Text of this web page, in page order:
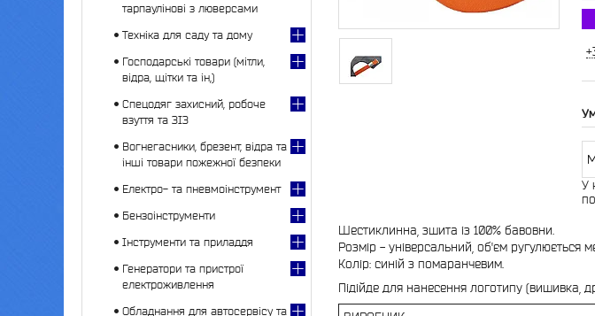
У
Шестиклинна, зшита із 100% бавовни.
Розмір - універсальний, об'єм ругулюється
Колір: синій з помаранчевим.
Підійде для нанесення логотипу (вишивка,
тарпаулінові з люверсами
Техніка для саду та дому
Господарські товари (мітли,
відра, щітки та ін,)
Спецодяг захисний, робоче
взуття та ЗІЗ
Вогнегасники, брезент, відра та
інші товари пожежної безпеки
Електро- та пневмоінструмент
Бензоінструменти
Інструменти та приладдя
Генератори та пристрої
електроживлення
Обладнання для автосервісу та